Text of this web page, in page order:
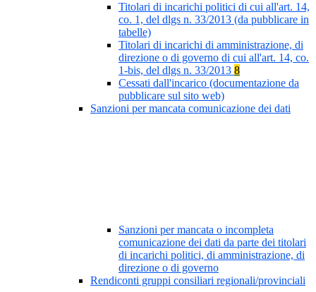
Titolari di incarichi politici di cui all'art. 14,
co. 1, del dlgs n. 33/2013 (da pubblicare in
tabelle)
Titolari di incarichi di amministrazione, di
direzione o di governo di cui all'art. 14, co.
1-bis, del dlgs n. 33/2013 8
Cessati dall'incarico (documentazione da
pubblicare sul sito web)
Sanzioni per mancata comunicazione dei dati
Sanzioni per mancata o incompleta
comunicazione dei dati da parte dei titolari
di incarichi politici, di amministrazione, di
direzione o di governo
Rendiconti gruppi consiliari regionali/provinciali